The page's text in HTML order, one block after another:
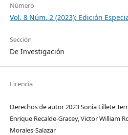
Número
Vol. 8 Núm. 2 (2023): Edición
Sección
De Investigación
Licencia
Derechos de autor 2023 Sonia Lillete
Enrique Recalde-Gracey, Victor William
Morales-Salazar